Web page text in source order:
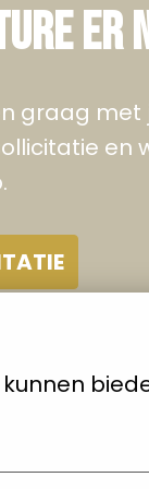
ER
graag met
en